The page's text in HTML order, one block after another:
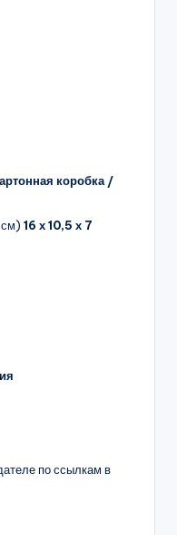
коробка /
см) 16 х 10,5 х 7
по ссылкам в